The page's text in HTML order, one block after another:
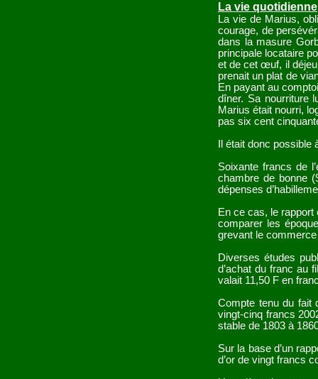
La vie quotidienne
La vie de Marius,
courage, de
dans la masure
principale locataire
et de cet œuf, il
prenait un plat de
En payant au
dîner. Sa nourriture
Marius était nourri,
pas six cent
Il était donc
Soixante francs de
chambre de bonne
dépenses
En ce cas, le
comparer les
grevant le commerce
Diverses études
d’achat du franc au
valait 11,50 F en
Compte tenu du fait
vingt-cinq francs
stable de 1803 à
Sur la base d’un
d’or de vingt francs